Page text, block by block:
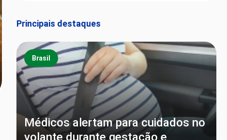
Principais destaques
Brasil
Médicos alertam para cuidados no
volante durante gestação e